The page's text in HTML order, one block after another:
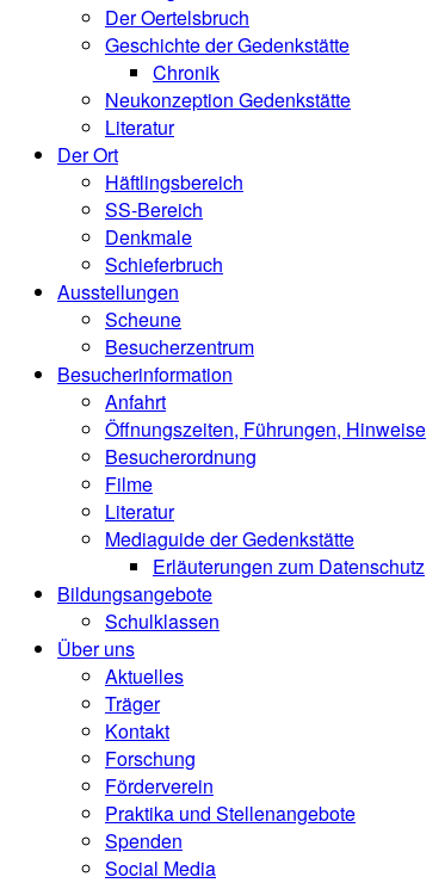
Der Oertelsbruch
Geschichte der Gedenkstätte
Chronik
Neukonzeption Gedenkstätte
Literatur
Der Ort
Häftlingsbereich
SS-Bereich
Denkmale
Schieferbruch
Ausstellungen
Scheune
Besucherzentrum
Besucherinformation
Anfahrt
Öffnungszeiten, Führungen, Hinweise
Besucherordnung
Filme
Literatur
Mediaguide der Gedenkstätte
Erläuterungen zum Datenschutz
Bildungsangebote
Schulklassen
Über uns
Aktuelles
Träger
Kontakt
Forschung
Förderverein
Praktika und Stellenangebote
Spenden
Social Media